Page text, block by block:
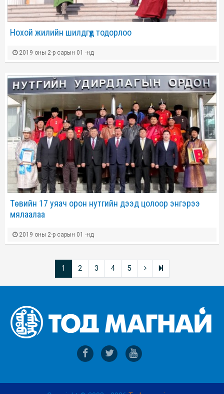
Нохой жилийн шилдгүүд тодорлоо
2019 оны 2-р сарын 01 -нд
Төвийн 17 уяач орон нутгийн дээд цолоор энгэрээ
мялаалаа
2019 оны 2-р сарын 01 -нд
1 2 3 4 5